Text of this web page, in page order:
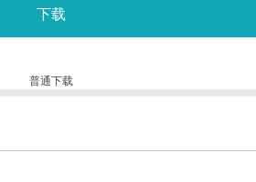
下载
普通下载